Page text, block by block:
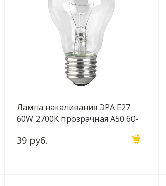
Лампа накаливания ЭРА E27
60W 2700K прозрачная A50 60-
39 руб.